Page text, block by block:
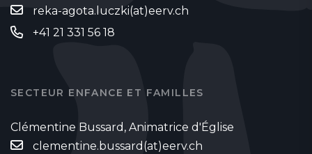
reka-agota.luczki(at)eerv.ch
+41 21 331 56 18
SECTEUR ENFANCE ET FAMILLES
Clémentine Bussard, Animatrice d'Église
clementine.bussard(at)eerv.ch